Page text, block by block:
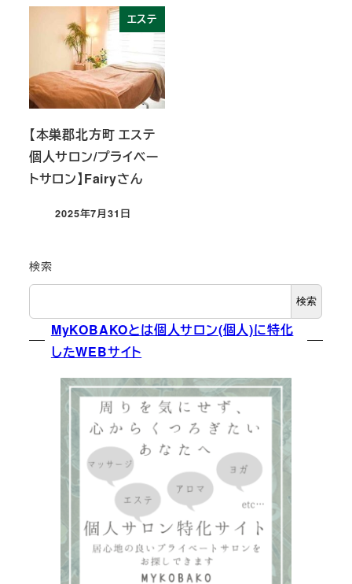
エステ
【本巣郡北方町 エステ
個人サロン/プライベー
トサロン】Fairyさん
投稿日
2025年7月31日
検索
検索
MyKOBAKOとは個人サロン(個人)に特化
したWEBサイト